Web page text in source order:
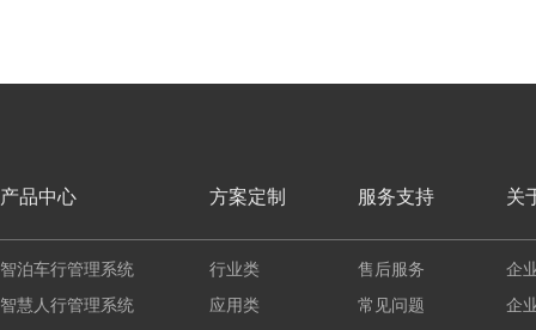
产品中心
智泊车行管理系统
智慧人行管理系统
方案定制
行业类
应用类
服务支持
售后服务
常见问题
关
企
企